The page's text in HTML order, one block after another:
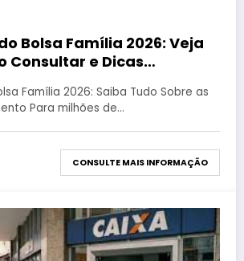
Bolsa Família 2026: Veja
Consultar e Dicas
Família 2026: Saiba Tudo Sobre as
Para milhões de…
CONSULTE MAIS INFORMAÇÃO